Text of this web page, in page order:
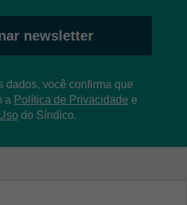
newsletter
dados, você confirma que
a Política de Privacidade e
do Síndico.